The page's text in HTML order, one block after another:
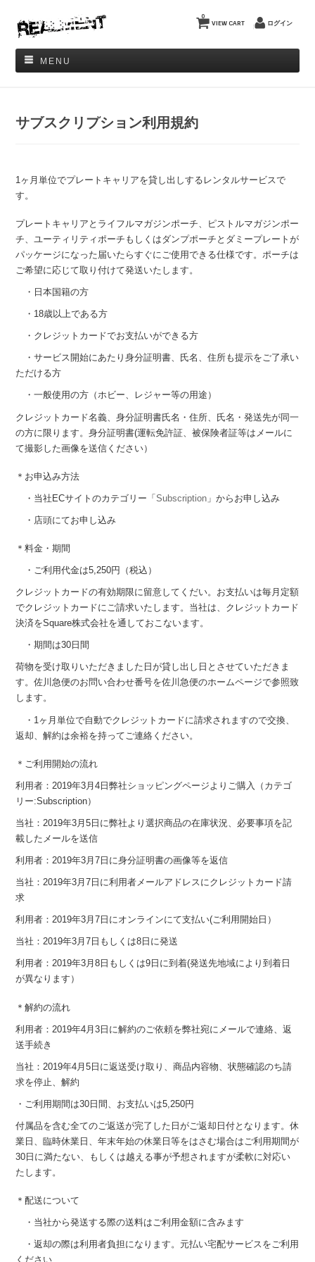
VIEW CART
0
ログイン
MENU
サブスクリプション利用規約
1ヶ月単位でプレートキャリアを貸し出しするレンタルサービスで
す。
プレートキャリアとライフルマガジンポーチ、ピストルマガジンポー
チ、ユーティリティポーチもしくはダンプポーチとダミープレートが
パッケージになった届いたらすぐにご使用できる仕様です。ポーチは
ご希望に応じて取り付けて発送いたします。
・日本国籍の方
・18歳以上である方
・クレジットカードでお支払いができる方
・サービス開始にあたり身分証明書、氏名、住所も提示をご了承い
ただける方
・一般使用の方（ホビー、レジャー等の用途）
クレジットカード名義、身分証明書氏名・住所、氏名・発送先が同一
の方に限ります。身分証明書(運転免許証、被保険者証等はメールに
て撮影した画像を送信ください）
＊お申込み方法
・当社ECサイトのカテゴリー「Subscription 」からお申し込み
・店頭にてお申し込み
＊料金・期間
・ご利用代金は5,250円（税込）
クレジットカードの有効期限に留意してくだい。お支払いは毎月定額
でクレジットカードにご請求いたします。当社は、クレジットカード
決済をSquare株式会社を通しておこないます。
・期間は30日間
荷物を受け取りいただきました日が貸し出し日とさせていただきま
す。佐川急便のお問い合わせ番号を佐川急便のホームページで参照致
します。
・1ヶ月単位で自動でクレジットカードに請求されますので交換、
返却、解約は余裕を持ってご連絡ください。
＊ご利用開始の流れ
利用者：2019年3月4日弊社ショッピングページよりご購入（カテゴ
リー:Subscription）
当社：2019年3月5日に弊社より選択商品の在庫状況、必要事項を記
載したメールを送信
利用者：2019年3月7日に身分証明書の画像等を返信
当社：2019年3月7日に利用者メールアドレスにクレジットカード請
求
利用者：2019年3月7日にオンラインにて支払い(ご利用開始日）
当社：2019年3月7日もしくは8日に発送
利用者：2019年3月8日もしくは9日に到着(発送先地域により到着日
が異なります）
＊解約の流れ
利用者：2019年4月3日に解約のご依頼を弊社宛にメールで連絡、返
送手続き
当社：2019年4月5日に返送受け取り、商品内容物、状態確認のち請
求を停止、解約
・ご利用期間は30日間、お支払いは5,250円
付属品を含む全てのご返送が完了した日がご返却日付となります。休
業日、臨時休業日、年末年始の休業日等をはさむ場合はご利用期間が
30日に満たない、もしくは越える事が予想されますが柔軟に対応い
たします。
＊配送について
・当社から発送する際の送料はご利用金額に含みます
・返却の際は利用者負担になります。元払い宅配サービスをご利用
ください